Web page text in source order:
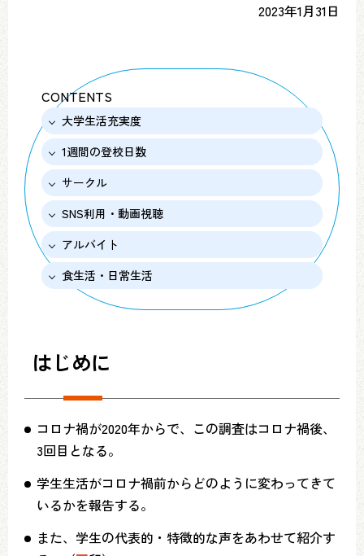
2023年1月31日
CONTENTS
大学生活充実度
1週間の登校日数
サークル
SNS利用・動画視聴
アルバイト
食生活・日常生活
はじめに
コロナ禍が2020年からで、この調査はコロナ禍後、
3回目となる。
学生生活がコロナ禍前からどのように変わってきて
いるかを報告する。
また、学生の代表的・特徴的な声をあわせて紹介す